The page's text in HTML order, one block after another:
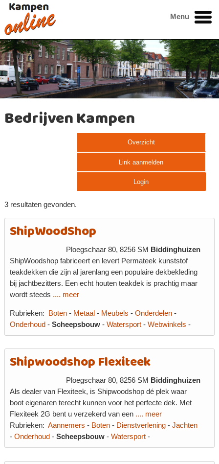
Menu
Bedrijven Kampen
Overzicht
Link aanmelden
Login
3 resultaten gevonden.
ShipWoodShop
Ploegschaar 80, 8256 SM
Biddinghuizen
ShipWoodshop fabriceert en levert Permateek kunststof
teakdekken die zijn al jarenlang een populaire dekbekleding
bij jachtbezitters. Een echt houten teakdek is prachtig maar
wordt steeds .... meer
Rubrieken: Boten - Metaal - Meubels -Onderdelen -
Onderhoud -Scheepsbouw -Watersport -Webwinkels -
Shipwoodshop Flexiteek
Ploegschaar 80, 8256 SM
Biddinghuizen
Als dealer van Flexiteek, is Shipwoodshop dé plek waar
boot eigenaren terecht kunnen voor het perfecte dek. Met
Flexiteek 2G bent u verzekerd van een .... meer
Rubrieken:Aannemers - Boten - Dienstverlening -Jachten
-Onderhoud -Scheepsbouw -Watersport -